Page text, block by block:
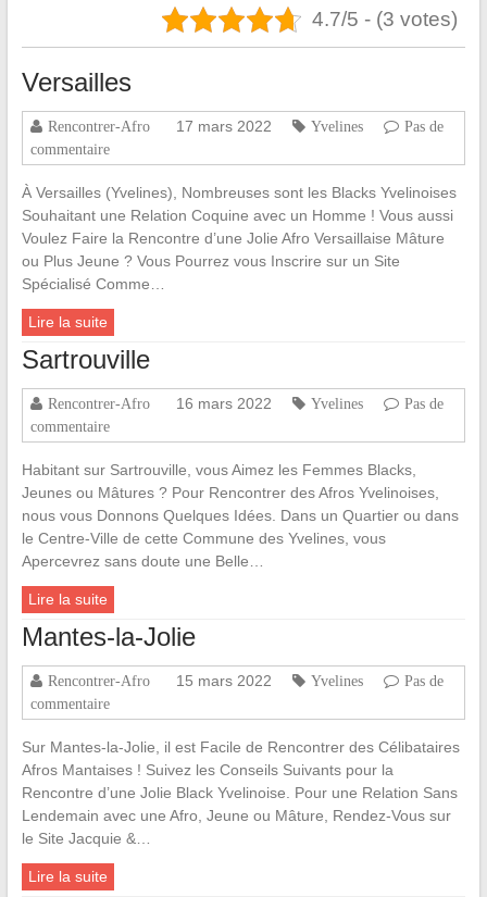
4.7/5 - (3 votes)
Versailles
Rencontrer-Afro 17 mars 2022 Yvelines
Pas de
commentaire
À Versailles (Yvelines), Nombreuses sont les Blacks Yvelinoises
Souhaitant une Relation Coquine avec un Homme ! Vous aussi
Voulez Faire la Rencontre d’une Jolie Afro Versaillaise Mâture
ou Plus Jeune ? Vous Pourrez vous Inscrire sur un Site
Spécialisé Comme…
Lire la suite
Sartrouville
Rencontrer-Afro 16 mars 2022 Yvelines
Pas de
commentaire
Habitant sur Sartrouville, vous Aimez les Femmes Blacks,
Jeunes ou Mâtures ? Pour Rencontrer des Afros Yvelinoises,
nous vous Donnons Quelques Idées. Dans un Quartier ou dans
le Centre-Ville de cette Commune des Yvelines, vous
Apercevrez sans doute une Belle…
Lire la suite
Mantes-la-Jolie
Rencontrer-Afro 15 mars 2022 Yvelines
Pas de
commentaire
Sur Mantes-la-Jolie, il est Facile de Rencontrer des Célibataires
Afros Mantaises ! Suivez les Conseils Suivants pour la
Rencontre d’une Jolie Black Yvelinoise. Pour une Relation Sans
Lendemain avec une Afro, Jeune ou Mâture, Rendez-Vous sur
le Site Jacquie &…
Lire la suite